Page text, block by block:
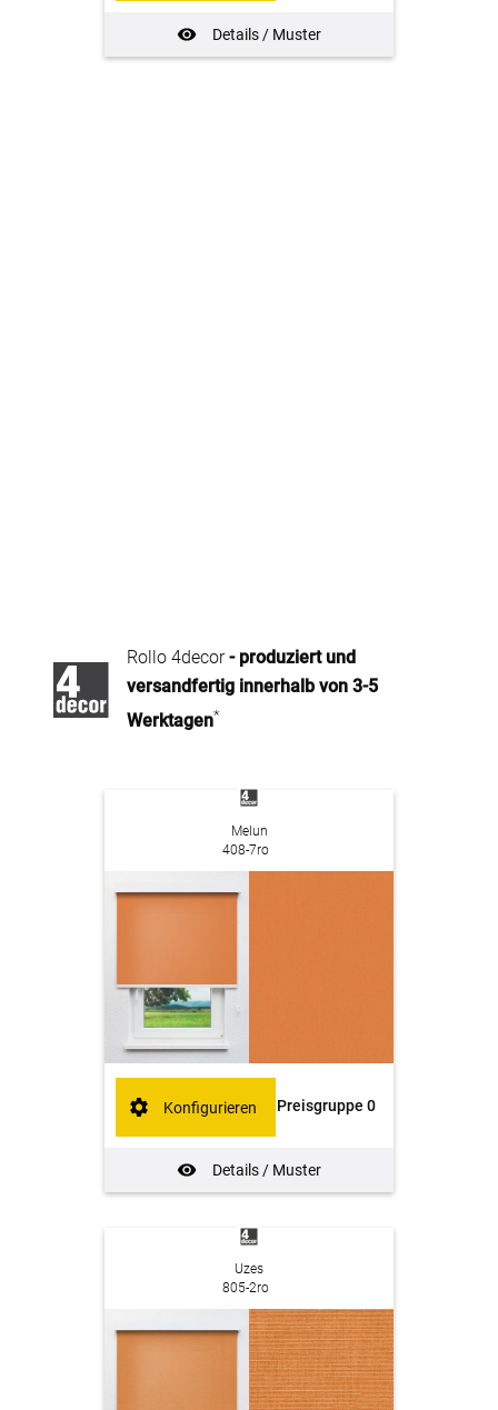
Details / Muster
Rollo 4decor- produziert und
versandfertig innerhalb von 3-5
Werktagen*
Melun
408-7ro
Preisgruppe 0
Details / Muster
Konfigurieren
Uzes
805-2ro